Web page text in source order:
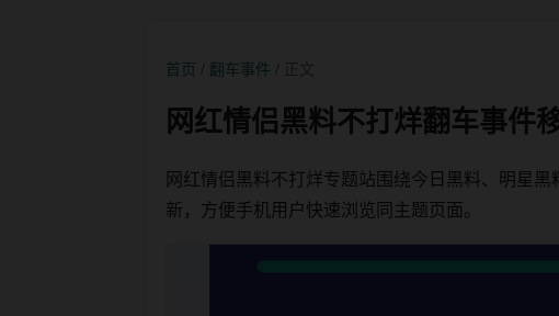
首页 翻车事件
网红情侣黑料不打烊翻车事件
网红情侣黑料不打烊专题站围绕今日黑料、明星
新，方便手机用户快速浏览同主题页面。